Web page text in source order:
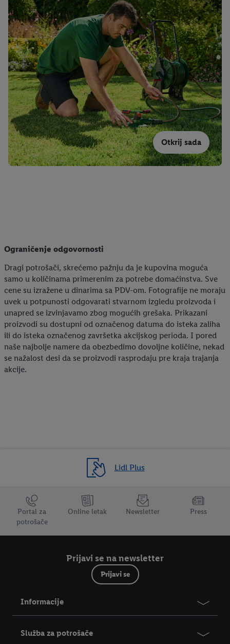
Otkrij sada
Ograničenje odgovornosti
Dragi potrošači, skrećemo pažnju da je kupovina moguća
samo u količinama primerenim za potrebe domaćinstva. Sve
cene su izražene u dinarima sa PDV-om. Fotografije ne moraju
uvek u potpunosti odgovarati stvarnom izgledu proizvoda i
unapred se izvinjavamo zbog mogućih grešaka. Prikazani
proizvodi su dostupni od označenog datuma do isteka zaliha
ili do isteka označenog završetka akcijskog perioda. I pored
naše najbolje namere da obezbedimo dovoljne količine, nekad
se nažalost desi da se proizvodi rasprodaju pre kraja trajanja
akcije.
Lidl Plus
Trustbar
Portal za
potrošače
Online letak Newsletter Press
Prijavi se na newsletter
Prijavi se
Informacije
Služba za potrošače